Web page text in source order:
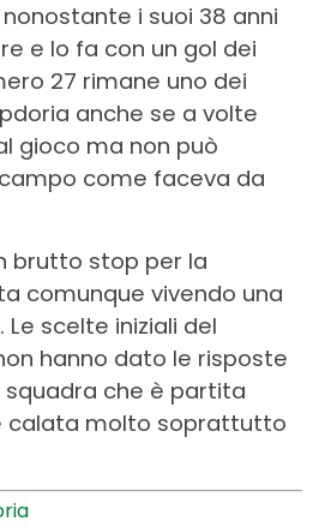
nonostante i suoi 38 anni
e lo fa con un gol dei
27 rimane uno dei
anche se a volte
gioco ma non può
come faceva da
brutto stop per la
comunque vivendo una
scelte iniziali del
hanno dato le risposte
squadra che è partita
calata molto soprattutto